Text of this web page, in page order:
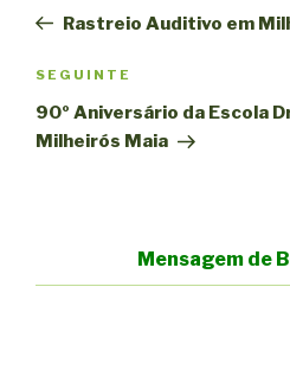
artigos
anterior
Rastreio Auditivo em
Conteúdo
seguinte
SEGUINTE
90º Aniversário da Escola
Milheirós Maia
Mensagem de